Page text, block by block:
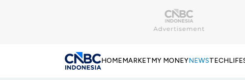
HOMEMARKETMY MONEYNEWSTECH